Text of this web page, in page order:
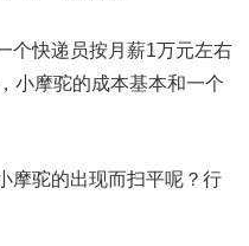
个快递员按月薪1万元左右
小摩驼的成本基本和一个
摩驼的出现而扫平呢？行